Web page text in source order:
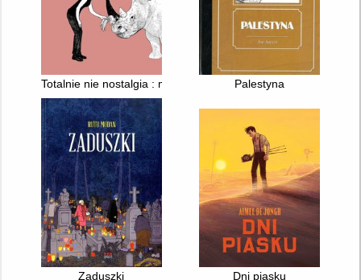
Totalnie nie nostalgia : memuar Palestyna
Zaduszki Dni piasku